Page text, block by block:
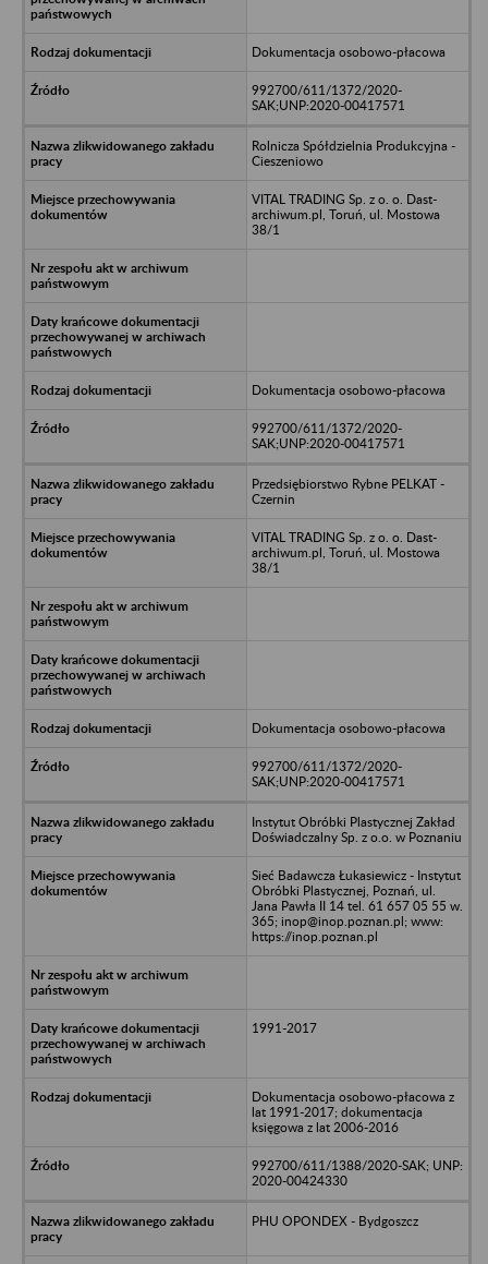
Dokumentacja osobowo-płacowa
992700/611/1372/2020-
SAK;UNP:2020-00417571
Rolnicza Spółdzielnia Produkcyjna -
Cieszeniowo
VITAL TRADING Sp. z o. o. Dast-
archiwum.pl, Toruń, ul. Mostowa
38/1
Dokumentacja osobowo-płacowa
992700/611/1372/2020-
SAK;UNP:2020-00417571
Przedsiębiorstwo Rybne PELKAT -
Czernin
VITAL TRADING Sp. z o. o. Dast-
archiwum.pl, Toruń, ul. Mostowa
38/1
Dokumentacja osobowo-płacowa
992700/611/1372/2020-
SAK;UNP:2020-00417571
Instytut Obróbki Plastycznej Zakład
Doświadczalny Sp. z o.o. w Poznaniu
Sieć Badawcza Łukasiewicz - Instytut
Obróbki Plastycznej, Poznań, ul.
Jana Pawła II 14 tel. 61 657 05 55 w.
365; inop@inop.poznan.pl; www:
https://inop.poznan.pl
1991-2017
Dokumentacja osobowo-płacowa z
lat 1991-2017; dokumentacja
księgowa z lat 2006-2016
992700/611/1388/2020-SAK; UNP:
2020-00424330
PHU OPONDEX - Bydgoszcz